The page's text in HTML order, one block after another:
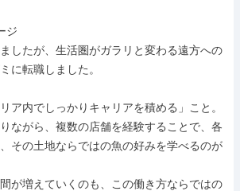
ジ
したが、生活圏がガラリと変わる遠方への
に転職しました。
ア内でしっかりキャリアを積める」こと。
ながら、複数の店舗を経験することで、各
その土地ならではの魚の好みを学べるのが
が増えていくのも、この働き方ならではの